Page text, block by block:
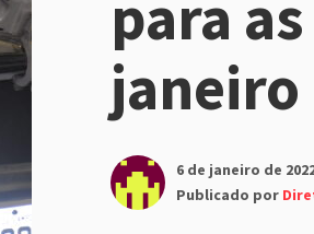
para
janeiro
6 de janeiro de
Publicado por